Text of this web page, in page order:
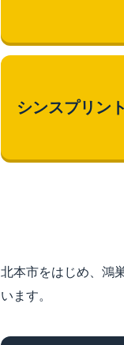
シンスプリント
北本市をはじめ、鴻
います。